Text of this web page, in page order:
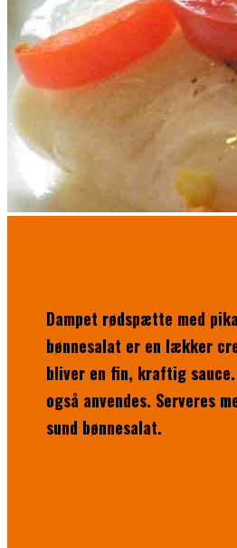
Dampet rødspætte med
bønnesalat er en lækker
bliver en fin, kraftig
også anvendes. Serveres
sund bønnesalat.